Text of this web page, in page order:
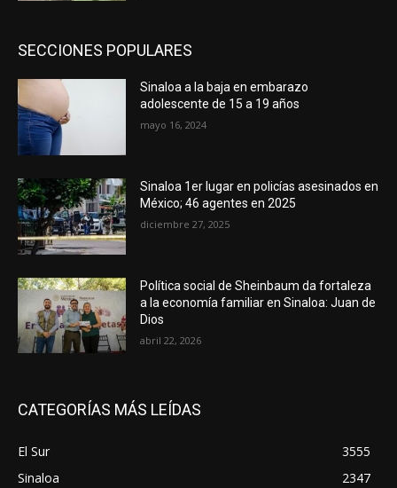
SECCIONES POPULARES
Sinaloa a la baja en embarazo
adolescente de 15 a 19 años
mayo 16, 2024
Sinaloa 1er lugar en policías asesinados en
México; 46 agentes en 2025
diciembre 27, 2025
Política social de Sheinbaum da fortaleza
a la economía familiar en Sinaloa: Juan de
Dios
abril 22, 2026
CATEGORÍAS MÁS LEÍDAS
El Sur
3555
Sinaloa
2347